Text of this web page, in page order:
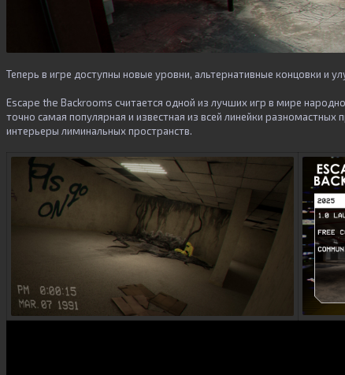
Теперь в игре доступны новые уровни, альтернативные концовки и
Escape the Backrooms считается одной из лучших игр в мире
точно самая популярная и известная из всей линейки
интерьеры лиминальных пространств.